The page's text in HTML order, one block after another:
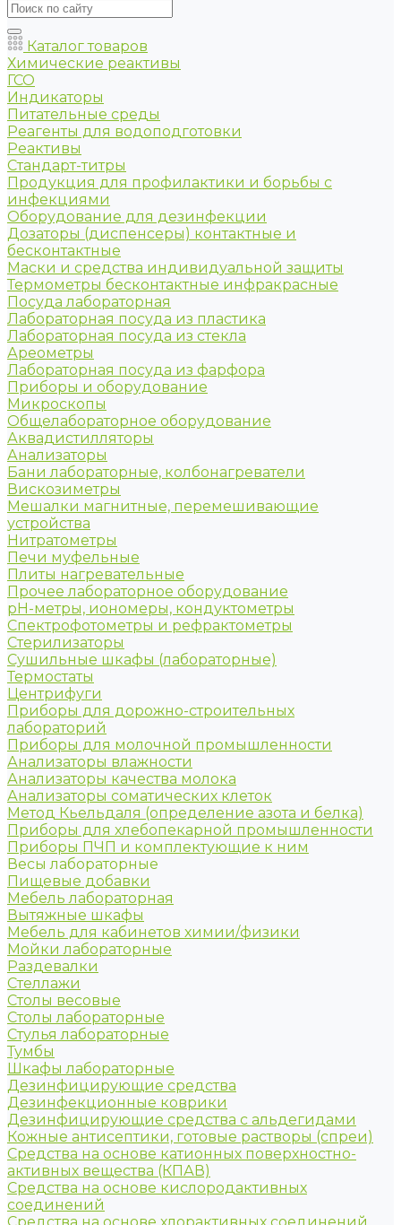
Каталог товаров
Химические реактивы
ГСО
Индикаторы
Питательные среды
Реагенты для водоподготовки
Реактивы
Стандарт-титры
Продукция для профилактики и борьбы с
инфекциями
Оборудование для дезинфекции
Дозаторы (диспенсеры) контактные и
бесконтактные
Маски и средства индивидуальной защиты
Термометры бесконтактные инфракрасные
Посуда лабораторная
Лабораторная посуда из пластика
Лабораторная посуда из стекла
Ареометры
Лабораторная посуда из фарфора
Приборы и оборудование
Микроскопы
Общелабораторное оборудование
Аквадистилляторы
Анализаторы
Бани лабораторные, колбонагреватели
Вискозиметры
Мешалки магнитные, перемешивающие
устройства
Нитратометры
Печи муфельные
Плиты нагревательные
Прочее лабораторное оборудование
рН-метры, иономеры, кондуктометры
Спектрофотометры и рефрактометры
Стерилизаторы
Сушильные шкафы (лабораторные)
Термостаты
Центрифуги
Приборы для дорожно-строительных
лабораторий
Приборы для молочной промышленности
Анализаторы влажности
Анализаторы качества молока
Анализаторы соматических клеток
Метод Кьельдаля (определение азота и белка)
Приборы для хлебопекарной промышленности
Приборы ПЧП и комплектующие к ним
Весы лабораторные
Пищевые добавки
Мебель лабораторная
Вытяжные шкафы
Мебель для кабинетов химии/физики
Мойки лабораторные
Раздевалки
Стеллажи
Столы весовые
Столы лабораторные
Стулья лабораторные
Тумбы
Шкафы лабораторные
Дезинфицирующие средства
Дезинфекционные коврики
Дезинфицирующие средства с альдегидами
Кожные антисептики, готовые растворы (спреи)
Средства на основе катионных поверхностно-
активных вещества (КПАВ)
Средства на основе кислородактивных
соединений